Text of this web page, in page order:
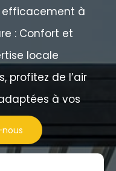
efficacement à
: Confort et
locale
profitez de l’air
à vos